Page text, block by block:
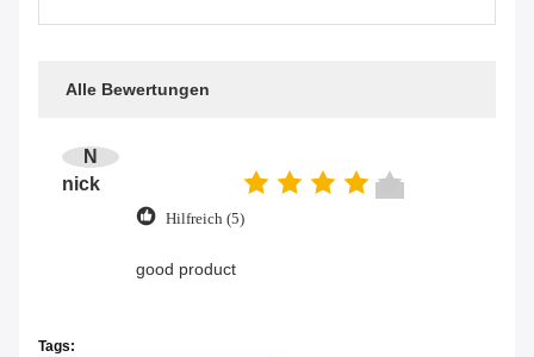
Alle Bewertungen
N
nick
Hilfreich (5)
good product
Tags: